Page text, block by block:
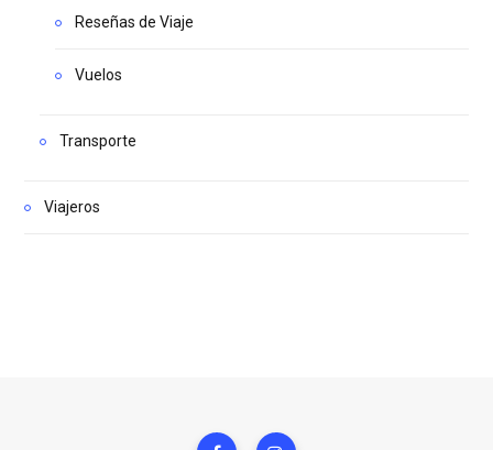
Reseñas de Viaje
Vuelos
Transporte
Viajeros